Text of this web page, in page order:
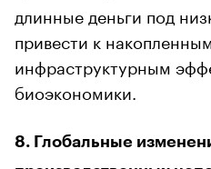
длинные деньги под
привести к
инфраструктурным
биоэкономики.
8. Глобальные